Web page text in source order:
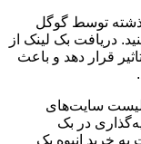
توسط گوگل
دریافت بک لینک از
قرار دهد و باعث
لیست سایت‌های
در بک
خرید انبوه بک